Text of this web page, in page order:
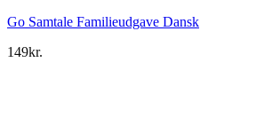
Go Samtale Familieudgave Dansk
149kr.